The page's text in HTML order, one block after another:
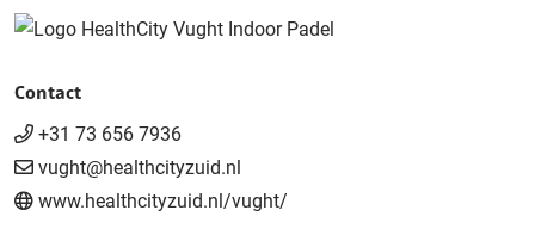
Contact
+31 73 656 7936
vught@healthcityzuid.nl
www.healthcityzuid.nl/vught/